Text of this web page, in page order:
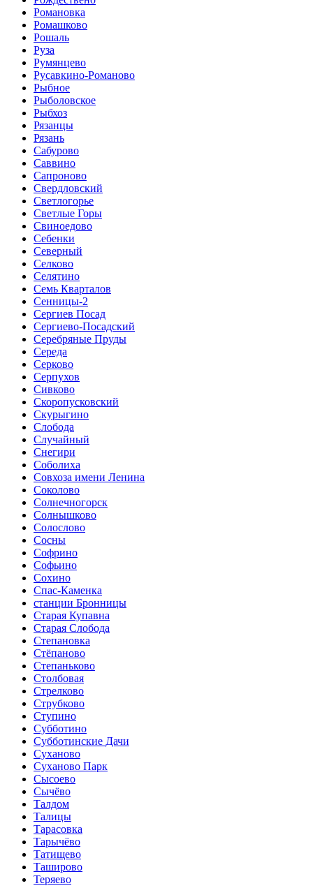
Романовка
Ромашково
Рошаль
Руза
Румянцево
Русавкино-Романово
Рыбное
Рыболовское
Рыбхоз
Рязанцы
Рязань
Сабурово
Саввино
Сапроново
Свердловский
Светлогорье
Светлые Горы
Свиноедово
Себенки
Северный
Селково
Селятино
Семь Кварталов
Сенницы-2
Сергиев Посад
Сергиево-Посадский
Серебряные Пруды
Середа
Серково
Серпухов
Сивково
Скоропусковский
Скурыгино
Слобода
Случайный
Снегири
Соболиха
Совхоза имени Ленина
Соколово
Солнечногорск
Солнышково
Солослово
Сосны
Софрино
Софьино
Сохино
Спас-Каменка
станции Бронницы
Старая Купавна
Старая Слобода
Степановка
Стёпаново
Степаньково
Столбовая
Стрелково
Струбково
Ступино
Субботино
Субботинские Дачи
Суханово
Суханово Парк
Сысоево
Сычёво
Талдом
Талицы
Тарасовка
Тарычёво
Татищево
Таширово
Теряево